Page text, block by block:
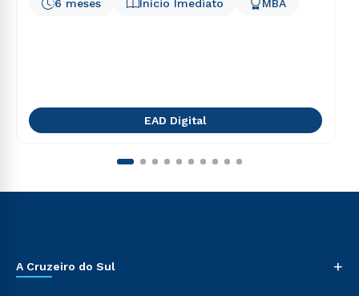
Início Imediato
6 meses MBA
EAD Digital
A Cruzeiro do Sul +